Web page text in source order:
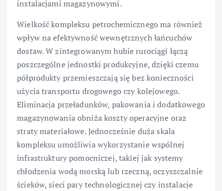
instalacjami magazynowymi.
Wielkość kompleksu petrochemicznego ma również
wpływ na efektywność wewnętrznych łańcuchów
dostaw. W zintegrowanym hubie rurociągi łączą
poszczególne jednostki produkcyjne, dzięki czemu
półprodukty przemieszczają się bez konieczności
użycia transportu drogowego czy kolejowego.
Eliminacja przeładunków, pakowania i dodatkowego
magazynowania obniża koszty operacyjne oraz
straty materiałowe. Jednocześnie duża skala
kompleksu umożliwia wykorzystanie wspólnej
infrastruktury pomocniczej, takiej jak systemy
chłodzenia wodą morską lub rzeczną, oczyszczalnie
ścieków, sieci pary technologicznej czy instalacje